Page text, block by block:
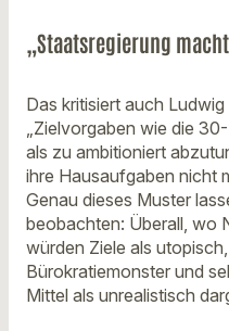
„Staatsregierung
Das kritisiert auch
„Zielvorgaben wie die
als zu ambitioniert
ihre Hausaufgaben nicht
Genau dieses Muster
beobachten: Überall, wo
würden Ziele als
Bürokratiemonster und
Mittel als unrealistisch